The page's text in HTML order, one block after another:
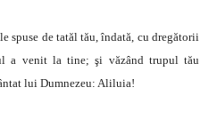
spuse de tatăl tău, îndată, cu dregătorii
a venit la tine; şi văzând trupul tău
lui Dumnezeu: Aliluia!